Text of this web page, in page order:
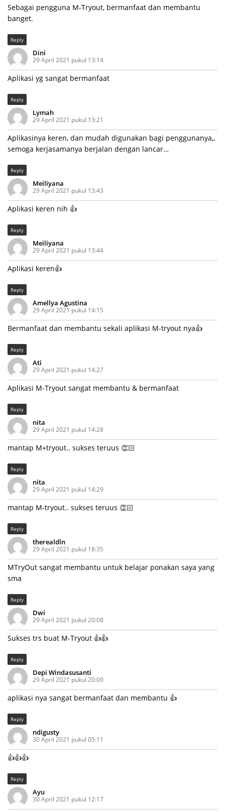
Sebagai pengguna M-Tryout, bermanfaat dan membantu
banget.
Reply
Dini
29 April 2021 pukul 13:14
Aplikasi yg sangat bermanfaat
Reply
Lymah
29 April 2021 pukul 13:21
Aplikasinya keren, dan mudah digunakan bagi penggunanya,,
semoga kerjasamanya berjalan dengan lancar…
Reply
Meiliyana
29 April 2021 pukul 13:43
Aplikasi keren nih 👍
Reply
Meiliyana
29 April 2021 pukul 13:44
Aplikasi keren👍
Reply
Amellya Agustina
29 April 2021 pukul 14:15
Bermanfaat dan membantu sekali aplikasi M-tryout nya👍
Reply
Ati
29 April 2021 pukul 14:27
Aplikasi M-Tryout sangat membantu & bermanfaat
Reply
nita
29 April 2021 pukul 14:28
mantap M+tryout.. sukses teruus 👏🏻
Reply
nita
29 April 2021 pukul 14:29
mantap M-tryout.. sukses teruus 👏🏻
Reply
therealdln
29 April 2021 pukul 18:35
MTryOut sangat membantu untuk belajar ponakan saya yang
sma
Reply
Dwi
29 April 2021 pukul 20:08
Sukses trs buat M-Tryout 👍👍
Reply
Depi Windasusanti
29 April 2021 pukul 20:09
aplikasi nya sangat bermanfaat dan membantu 👍
Reply
ndigusty
30 April 2021 pukul 05:11
👍👍👍
Reply
Ayu
30 April 2021 pukul 12:17